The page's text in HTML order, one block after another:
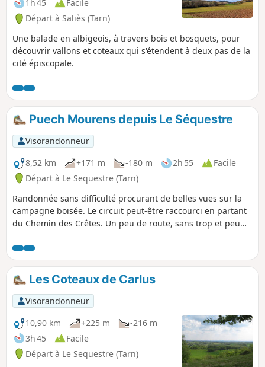
1h 45
Facile
Départ à Saliès (Tarn)
Une balade en albigeois, à travers bois et bosquets, pour
découvrir vallons et coteaux qui s'étendent à deux pas de la
cité épiscopale.
Puech Mourens depuis Le Séquestre
Visorandonneur
8,52 km
+171 m -180 m 2h 55
Facile
Départ à Le Sequestre (Tarn)
Randonnée sans difficulté procurant de belles vues sur la
campagne boisée. Le circuit peut-être raccourci en partant
du Chemin des Crêtes. Un peu de route, sans trop et peu
situe plein Sud la plupart du temps. Une partie se déroule
hors balisage mais sans réelle difficulté avec un peu
d'attention.
Les Coteaux de Carlus
Visorandonneur
10,90 km
+225 m
-216 m
3h 45
Facile
Départ à Le Sequestre (Tarn)